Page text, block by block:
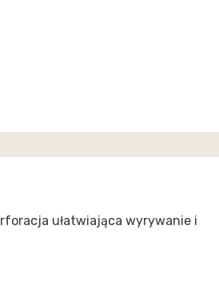
ułatwiająca wyrywanie i